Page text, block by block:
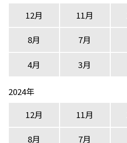
12月
11月
8月 7月
4月 3月
2024年
12月
11月
8月 7月